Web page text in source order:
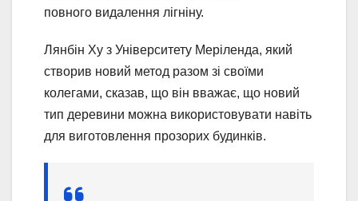
повного видалення лігніну.
Лянбін Ху з Університету Меріленда, який
створив новий метод разом зі своїми
колегами, сказав, що він вважає, що новий
тип деревини можна використовувати навіть
для виготовлення прозорих будинків.